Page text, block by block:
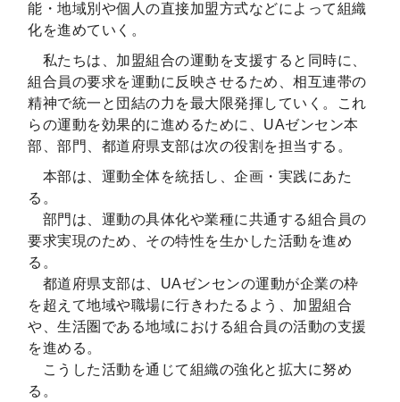
能・地域別や個人の直接加盟方式などによって組織
化を進めていく。
私たちは、加盟組合の運動を支援すると同時に、
組合員の要求を運動に反映させるため、相互連帯の
精神で統一と団結の力を最大限発揮していく。これ
らの運動を効果的に進めるために、UAゼンセン本
部、部門、都道府県支部は次の役割を担当する。
本部は、運動全体を統括し、企画・実践にあた
る。
部門は、運動の具体化や業種に共通する組合員の
要求実現のため、その特性を生かした活動を進め
る。
都道府県支部は、UAゼンセンの運動が企業の枠
を超えて地域や職場に行きわたるよう、加盟組合
や、生活圏である地域における組合員の活動の支援
を進める。
こうした活動を通じて組織の強化と拡大に努め
る。